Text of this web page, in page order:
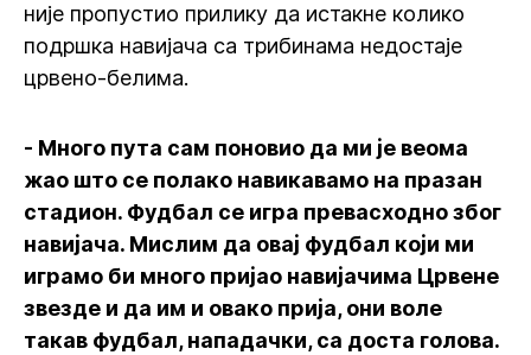
није пропустио прилику да истакне колико
подршка навијача са трибинама недостаје
црвено-белима.
- Много пута сам поновио да ми је веома
жао што се полако навикавамо на празан
стадион. Фудбал се игра превасходно због
навијача. Мислим да овај фудбал који ми
играмо би много пријао навијачима Црвене
звезде и да им и овако прија, они воле
такав фудбал, нападачки, са доста голова.